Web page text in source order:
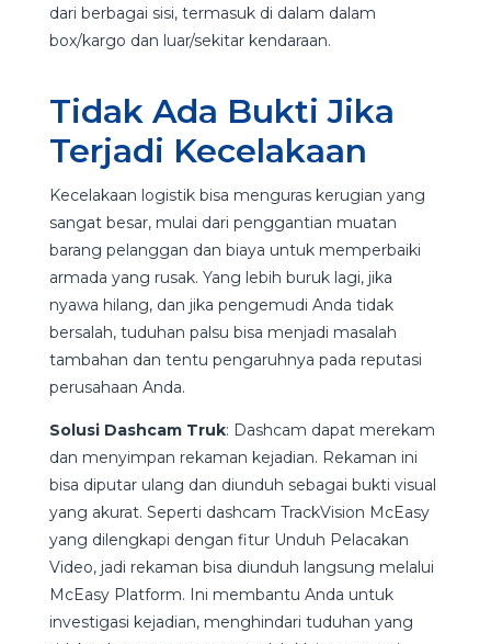
dari berbagai sisi, termasuk di dalam dalam
box/kargo dan luar/sekitar kendaraan.
Tidak Ada Bukti Jika
Terjadi Kecelakaan
Kecelakaan logistik bisa menguras kerugian yang
sangat besar, mulai dari penggantian muatan
barang pelanggan dan biaya untuk memperbaiki
armada yang rusak. Yang lebih buruk lagi, jika
nyawa hilang, dan jika pengemudi Anda tidak
bersalah, tuduhan palsu bisa menjadi masalah
tambahan dan tentu pengaruhnya pada reputasi
perusahaan Anda.
Solusi Dashcam Truk: Dashcam dapat merekam
dan menyimpan rekaman kejadian. Rekaman ini
bisa diputar ulang dan diunduh sebagai bukti visual
yang akurat. Seperti dashcam TrackVision McEasy
yang dilengkapi dengan fitur Unduh Pelacakan
Video, jadi rekaman bisa diunduh langsung melalui
McEasy Platform. Ini membantu Anda untuk
investigasi kejadian, menghindari tuduhan yang